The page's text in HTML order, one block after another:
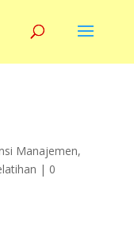
Manajemen,
| 0